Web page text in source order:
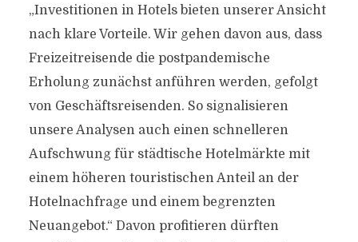
„Investitionen in Hotels bieten unserer Ansicht
nach klare Vorteile. Wir gehen davon aus, dass
Freizeitreisende die postpandemische
Erholung zunächst anführen werden, gefolgt
von Geschäftsreisenden. So signalisieren
unsere Analysen auch einen schnelleren
Aufschwung für städtische Hotelmärkte mit
einem höheren touristischen Anteil an der
Hotelnachfrage und einem begrenzten
Neuangebot.“ Davon profitieren dürften